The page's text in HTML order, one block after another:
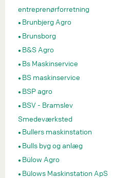
entreprenørforretning
Brunbjerg Agro
Brunsborg
B&S Agro
Bs Maskinservice
BS maskinservice
BSP agro
BSV - Bramslev
Smedeværksted
Bullers maskinstation
Bulls byg og anlæg
Bülow Agro
Bülows Maskinstation ApS